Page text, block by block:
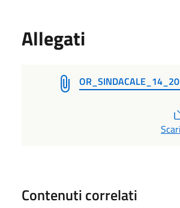
Allegati
Contenuti correlati